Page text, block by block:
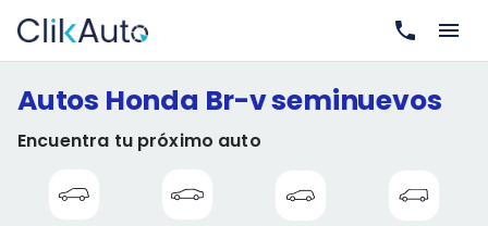
Autos Honda Br-v seminuevos
Encuentra tu próximo auto